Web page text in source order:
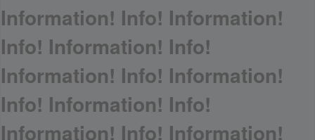
Information! Info! Information!
Info! Information! Info!
Information! Info! Information!
Info! Information! Info!
Information! Info! Information!